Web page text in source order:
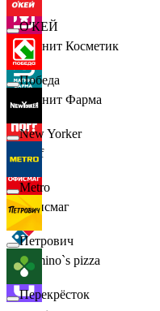
Магнит Косметик
Магнит Фарма
Hoff
Офисмаг
Domino`s pizza
О'КЕЙ
Победа
New Yorker
Metro
Петрович
Перекрёсток